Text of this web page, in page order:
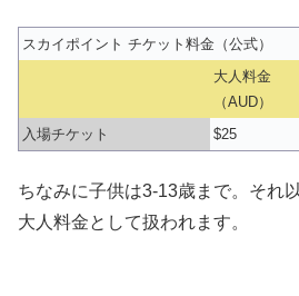
スカイポイント チケット料金（公式）
大人料金
（AUD）
入場チケット
$25
ちなみに子供は3-13歳まで。それ
大人料金として扱われます。